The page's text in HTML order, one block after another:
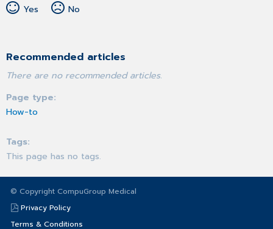
Yes
No
Recommended articles
There are no recommended articles.
Page type
How-to
Tags
This page has no tags.
© Copyright CompuGroup Medical
Privacy Policy
Terms & Conditions